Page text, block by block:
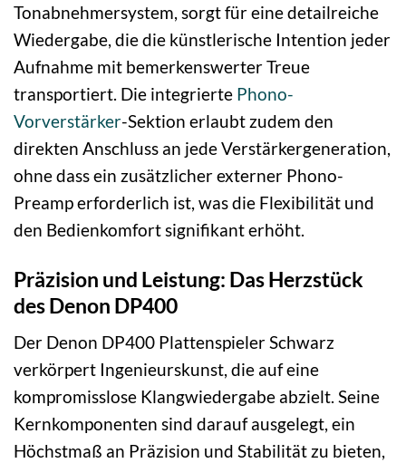
Tonabnehmersystem, sorgt für eine detailreiche
Wiedergabe, die die künstlerische Intention jeder
Aufnahme mit bemerkenswerter Treue
transportiert. Die integrierte Phono-
Vorverstärker-Sektion erlaubt zudem den
direkten Anschluss an jede Verstärkergeneration,
ohne dass ein zusätzlicher externer Phono-
Preamp erforderlich ist, was die Flexibilität und
den Bedienkomfort signifikant erhöht.
Präzision und Leistung: Das Herzstück
des Denon DP400
Der Denon DP400 Plattenspieler Schwarz
verkörpert Ingenieurskunst, die auf eine
kompromisslose Klangwiedergabe abzielt. Seine
Kernkomponenten sind darauf ausgelegt, ein
Höchstmaß an Präzision und Stabilität zu bieten,